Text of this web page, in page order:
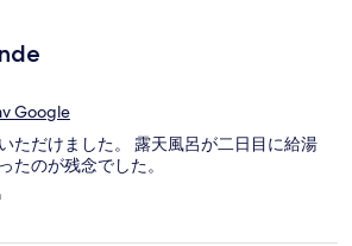
Google
ただけました。 露天風呂が二日目に給湯
たのが残念でした。